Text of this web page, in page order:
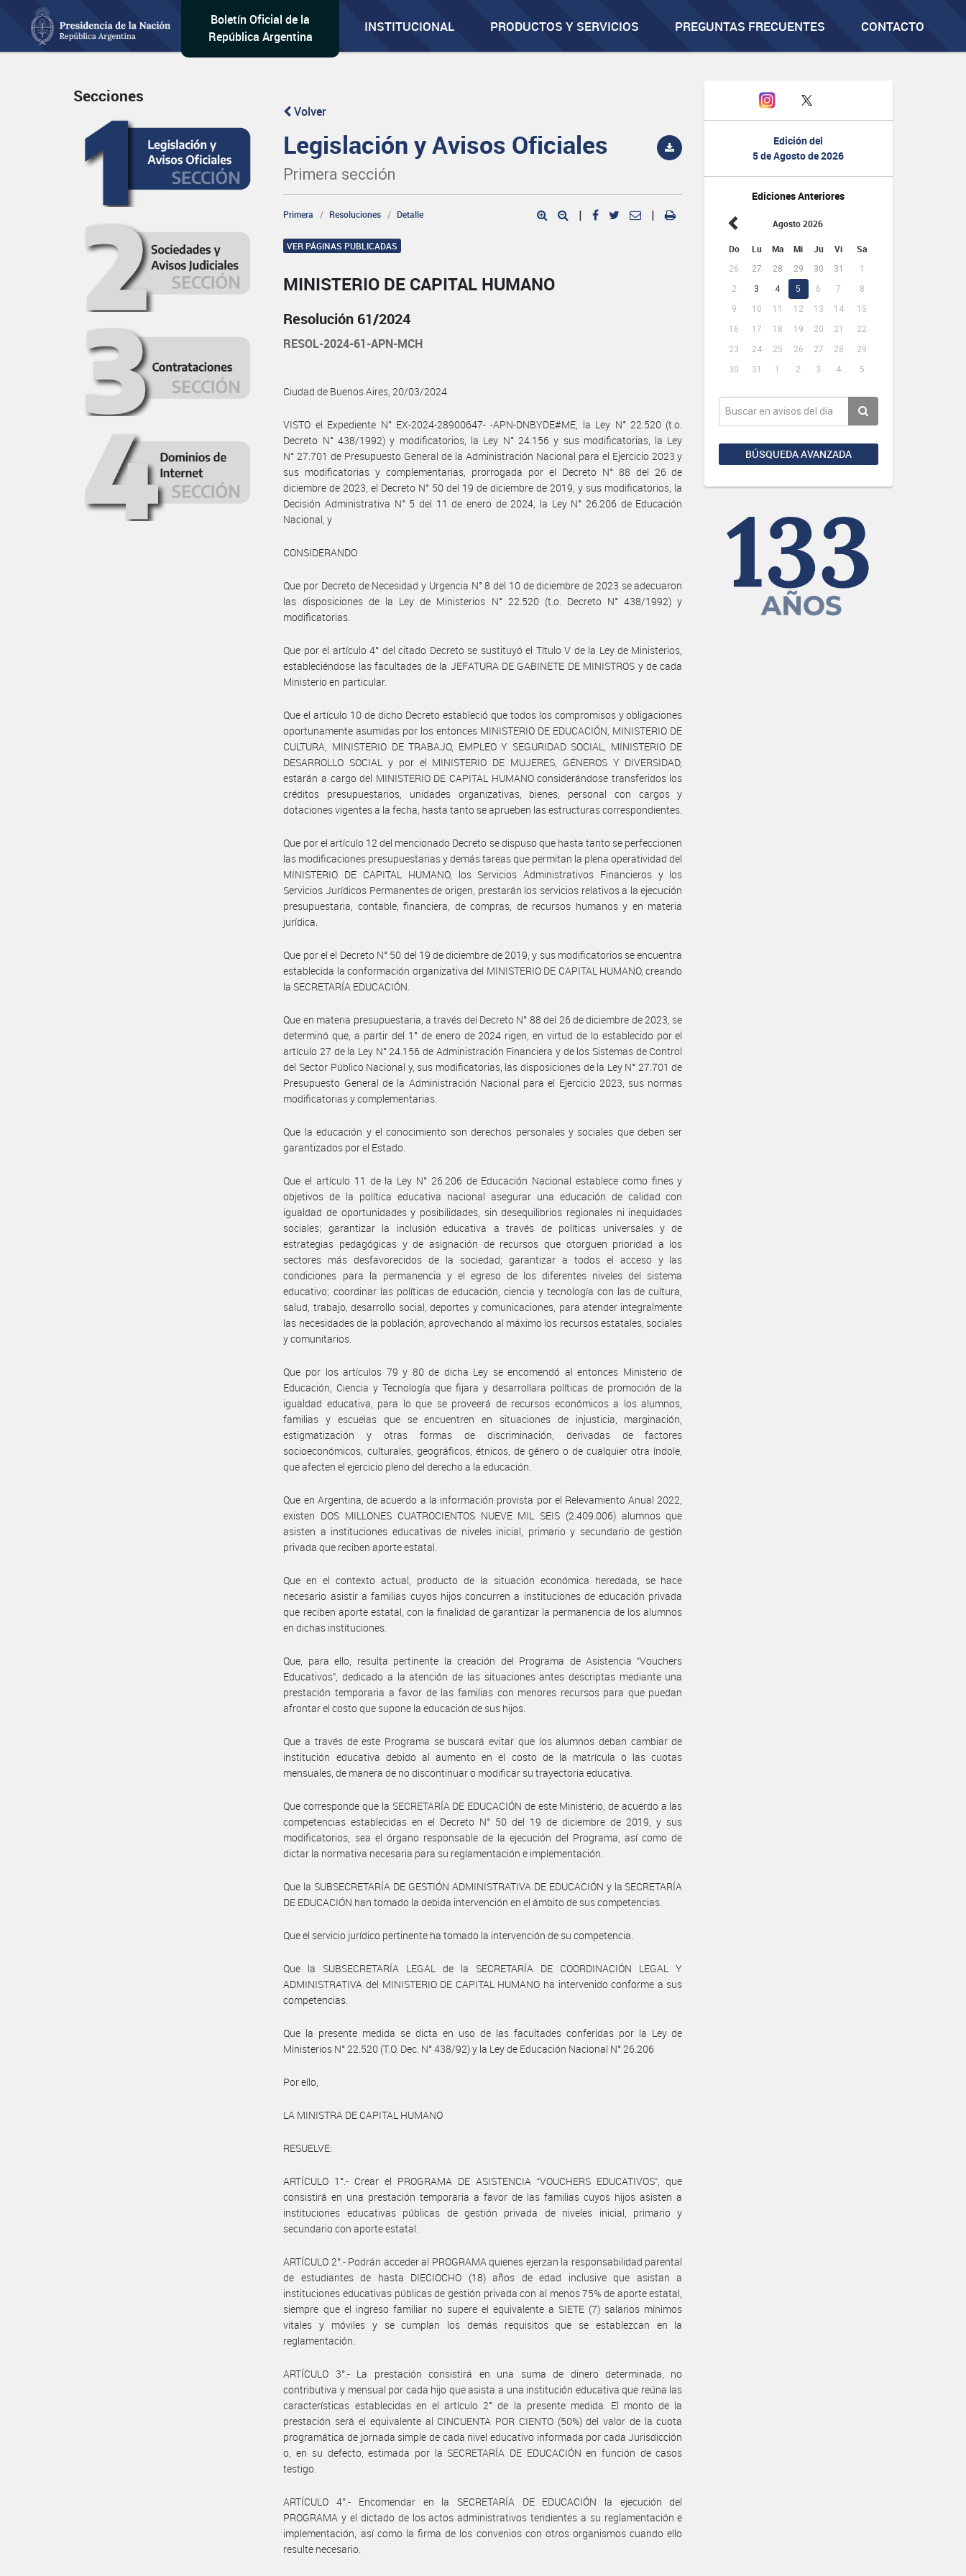
Boletín Oficial de la
República Argentina
INSTITUCIONAL PRODUCTOS Y SERVICIOS PREGUNTAS FRECUENTES CONTACTO
Edición del
5 de Agosto de 2026
Ediciones Anteriores
Agosto 2026
Do Lu Ma Mi Ju Vi Sa
26 27 28 29 30 31
1
2
3 4 5 6 7
8
9
10 11 12 13 14
15
16
17 18 19 20 21
22
23
24 25 26 27 28
29
30
31 1 2 3 4 5
BÚSQUEDA AVANZADA
Secciones
Volver
Legislación y Avisos Oficiales
Primera sección
Primera Resoluciones Detalle | |
VER PÁGINAS PUBLICADAS
MINISTERIO DE CAPITAL HUMANO
Resolución 61/2024
RESOL-2024-61-APN-MCH
Ciudad de Buenos Aires, 20/03/2024
VISTO el Expediente N° EX-2024-28900647- -APN-DNBYDE#ME, la Ley N° 22.520 (t.o.
Decreto N° 438/1992) y modificatorios, la Ley N° 24.156 y sus modificatorias, la Ley
N° 27.701 de Presupuesto General de la Administración Nacional para el Ejercicio 2023 y
sus modificatorias y complementarias, prorrogada por el Decreto N° 88 del 26 de
diciembre de 2023, el Decreto N° 50 del 19 de diciembre de 2019, y sus modificatorios, la
Decisión Administrativa N° 5 del 11 de enero de 2024, la Ley N° 26.206 de Educación
Nacional, y
CONSIDERANDO
Que por Decreto de Necesidad y Urgencia N° 8 del 10 de diciembre de 2023 se adecuaron
las disposiciones de la Ley de Ministerios N° 22.520 (t.o. Decreto N° 438/1992) y
modificatorias.
Que por el artículo 4° del citado Decreto se sustituyó el Título V de la Ley de Ministerios,
estableciéndose las facultades de la JEFATURA DE GABINETE DE MINISTROS y de cada
Ministerio en particular.
Que el artículo 10 de dicho Decreto estableció que todos los compromisos y obligaciones
oportunamente asumidas por los entonces MINISTERIO DE EDUCACIÓN, MINISTERIO DE
CULTURA, MINISTERIO DE TRABAJO, EMPLEO Y SEGURIDAD SOCIAL, MINISTERIO DE
DESARROLLO SOCIAL y por el MINISTERIO DE MUJERES, GÉNEROS Y DIVERSIDAD,
estarán a cargo del MINISTERIO DE CAPITAL HUMANO considerándose transferidos los
créditos presupuestarios, unidades organizativas, bienes, personal con cargos y
dotaciones vigentes a la fecha, hasta tanto se aprueben las estructuras correspondientes.
Que por el artículo 12 del mencionado Decreto se dispuso que hasta tanto se perfeccionen
las modificaciones presupuestarias y demás tareas que permitan la plena operatividad del
MINISTERIO DE CAPITAL HUMANO, los Servicios Administrativos Financieros y los
Servicios Jurídicos Permanentes de origen, prestarán los servicios relativos a la ejecución
presupuestaria, contable, financiera, de compras, de recursos humanos y en materia
jurídica.
Que por el el Decreto N° 50 del 19 de diciembre de 2019, y sus modificatorios se encuentra
establecida la conformación organizativa del MINISTERIO DE CAPITAL HUMANO, creando
la SECRETARÍA EDUCACIÓN.
Que en materia presupuestaria, a través del Decreto N° 88 del 26 de diciembre de 2023, se
determinó que, a partir del 1° de enero de 2024 rigen, en virtud de lo establecido por el
artículo 27 de la Ley N° 24.156 de Administración Financiera y de los Sistemas de Control
del Sector Público Nacional y, sus modificatorias, las disposiciones de la Ley N° 27.701 de
Presupuesto General de la Administración Nacional para el Ejercicio 2023, sus normas
modificatorias y complementarias.
Que la educación y el conocimiento son derechos personales y sociales que deben ser
garantizados por el Estado.
Que el artículo 11 de la Ley N° 26.206 de Educación Nacional establece como fines y
objetivos de la política educativa nacional asegurar una educación de calidad con
igualdad de oportunidades y posibilidades, sin desequilibrios regionales ni inequidades
sociales; garantizar la inclusión educativa a través de políticas universales y de
estrategias pedagógicas y de asignación de recursos que otorguen prioridad a los
sectores más desfavorecidos de la sociedad; garantizar a todos el acceso y las
condiciones para la permanencia y el egreso de los diferentes niveles del sistema
educativo; coordinar las políticas de educación, ciencia y tecnología con las de cultura,
salud, trabajo, desarrollo social, deportes y comunicaciones, para atender integralmente
las necesidades de la población, aprovechando al máximo los recursos estatales, sociales
y comunitarios.
Que por los artículos 79 y 80 de dicha Ley se encomendó al entonces Ministerio de
Educación, Ciencia y Tecnología que fijara y desarrollara políticas de promoción de la
igualdad educativa, para lo que se proveerá de recursos económicos a los alumnos,
familias y escuelas que se encuentren en situaciones de injusticia, marginación,
estigmatización y otras formas de discriminación, derivadas de factores
socioeconómicos, culturales, geográficos, étnicos, de género o de cualquier otra índole,
que afecten el ejercicio pleno del derecho a la educación.
Que en Argentina, de acuerdo a la información provista por el Relevamiento Anual 2022,
existen DOS MILLONES CUATROCIENTOS NUEVE MIL SEIS (2.409.006) alumnos que
asisten a instituciones educativas de niveles inicial, primario y secundario de gestión
privada que reciben aporte estatal.
Que en el contexto actual, producto de la situación económica heredada, se hace
necesario asistir a familias cuyos hijos concurren a instituciones de educación privada
que reciben aporte estatal, con la finalidad de garantizar la permanencia de los alumnos
en dichas instituciones.
Que, para ello, resulta pertinente la creación del Programa de Asistencia “Vouchers
Educativos”, dedicado a la atención de las situaciones antes descriptas mediante una
prestación temporaria a favor de las familias con menores recursos para que puedan
afrontar el costo que supone la educación de sus hijos.
Que a través de este Programa se buscará evitar que los alumnos deban cambiar de
institución educativa debido al aumento en el costo de la matrícula o las cuotas
mensuales, de manera de no discontinuar o modificar su trayectoria educativa.
Que corresponde que la SECRETARÍA DE EDUCACIÓN de este Ministerio, de acuerdo a las
competencias establecidas en el Decreto N° 50 del 19 de diciembre de 2019, y sus
modificatorios, sea el órgano responsable de la ejecución del Programa, así como de
dictar la normativa necesaria para su reglamentación e implementación.
Que la SUBSECRETARÍA DE GESTIÓN ADMINISTRATIVA DE EDUCACIÓN y la SECRETARÍA
DE EDUCACIÓN han tomado la debida intervención en el ámbito de sus competencias.
Que el servicio jurídico pertinente ha tomado la intervención de su competencia.
Que la SUBSECRETARÍA LEGAL de la SECRETARÍA DE COORDINACIÓN LEGAL Y
ADMINISTRATIVA del MINISTERIO DE CAPITAL HUMANO ha intervenido conforme a sus
competencias.
Que la presente medida se dicta en uso de las facultades conferidas por la Ley de
Ministerios N° 22.520 (T.O. Dec. N° 438/92) y la Ley de Educación Nacional N° 26.206
Por ello,
LA MINISTRA DE CAPITAL HUMANO
RESUELVE:
ARTÍCULO 1°.- Crear el PROGRAMA DE ASISTENCIA “VOUCHERS EDUCATIVOS”, que
consistirá en una prestación temporaria a favor de las familias cuyos hijos asisten a
instituciones educativas públicas de gestión privada de niveles inicial, primario y
secundario con aporte estatal.
ARTÍCULO 2°.- Podrán acceder al PROGRAMA quienes ejerzan la responsabilidad parental
de estudiantes de hasta DIECIOCHO (18) años de edad inclusive que asistan a
instituciones educativas públicas de gestión privada con al menos 75% de aporte estatal,
siempre que el ingreso familiar no supere el equivalente a SIETE (7) salarios mínimos
vitales y móviles y se cumplan los demás requisitos que se establezcan en la
reglamentación.
ARTÍCULO 3°.- La prestación consistirá en una suma de dinero determinada, no
contributiva y mensual por cada hijo que asista a una institución educativa que reúna las
características establecidas en el artículo 2° de la presente medida. El monto de la
prestación será el equivalente al CINCUENTA POR CIENTO (50%) del valor de la cuota
programática de jornada simple de cada nivel educativo informada por cada Jurisdicción
o, en su defecto, estimada por la SECRETARÍA DE EDUCACIÓN en función de casos
testigo.
ARTÍCULO 4°.- Encomendar en la SECRETARÍA DE EDUCACIÓN la ejecución del
PROGRAMA y el dictado de los actos administrativos tendientes a su reglamentación e
implementación, así como la firma de los convenios con otros organismos cuando ello
resulte necesario.